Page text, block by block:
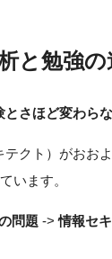
と勉強の
さほど変わら
クト）がおお
います。
問題 ->情報セ